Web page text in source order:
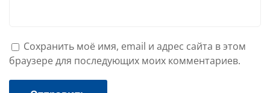
Сохранить моё имя, email и адрес сайта в этом
браузере для последующих моих комментариев.